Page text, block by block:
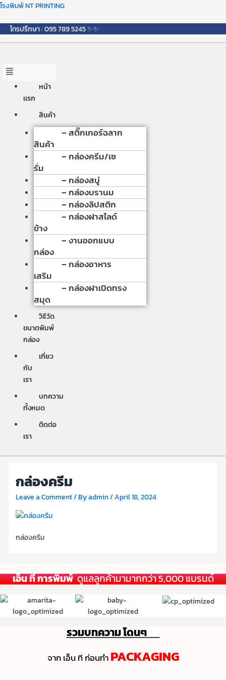
Skip
content
โรงพิมพ์ NT PRINTING
โทรปรึกษา : 095 789 5245 ✨✨
Menu
หน้า
เเรก
สินค้า
– สติ๊กเกอร์ฉลาก
สินค้า
– กล่องครีม/เซ
รั่ม
– กล่องสบู่
– กล่องบรานม
– กล่องลิปสติก
– กล่องฝาสไลด์
ข้าง
– งานออกแบบ
กล่อง
– กล่องอาหาร
เสริม
– กล่องฝาเปิดทรง
สมุด
วิธีวัด
ขนาดพิมพ์
กล่อง
เกี่ยว
กับ
เรา
บทความ
ทั้งหมด
ติดต่อ
เรา
กล่องครีม
Leave a Comment/ Byadmin/April 18, 2024
กล่องครีม
เอ็น ที การพิมพ์ดูแลลูกค้ามามากกว่า 5,000 แบรนด์
รวมบทความ โดนๆ
จาก เอ็น ที ก่อนทํา PACKAGING